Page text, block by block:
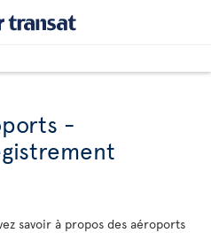
-
savoir à propos des aéroports